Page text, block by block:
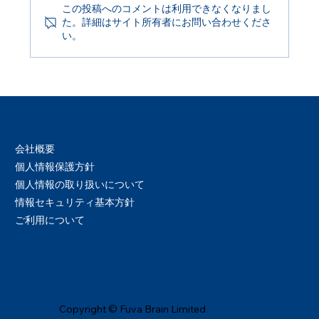
Product Update 2026年6月29日
この投稿へのコメントは利用できなくなりまし
た。詳細はサイト所有者にお問い合わせくださ
い。
Copyright © Fuva Brain Limited
会社概要
個人情報保護方針
個人情報の取り扱いについて
情報セキュリティ基本方針
ご利用について